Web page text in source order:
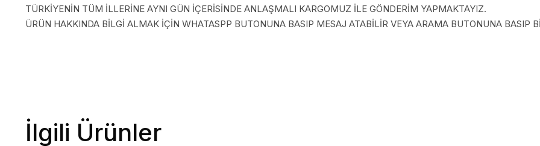
TÜRKİYENİN TÜM İLLERİNE AYNI GÜN İÇERİSİNDE ANLAŞMALI KARGOMUZ İLE GÖNDERİM YAPMAKTAYIZ.
ÜRÜN HAKKINDA BİLGİ ALMAK İÇİN WHATASPP BUTONUNA BASIP MESAJ ATABİLİR VEYA ARAMA BUTONUNA BASIP
İlgili Ürünler